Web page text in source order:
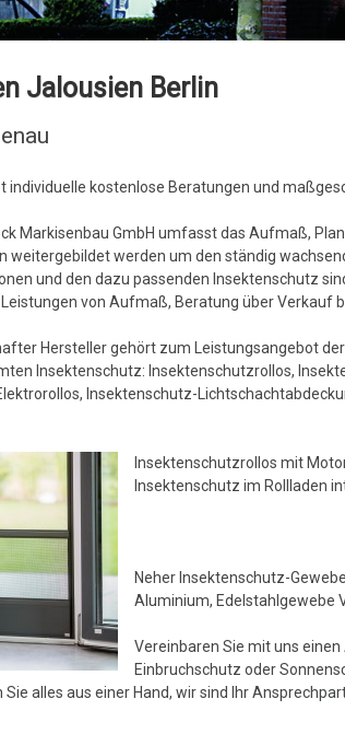
Jalousien Berlin
individuelle kostenlose Beratungen und
Markisenbau GmbH umfasst das Aufmaß,
weitergebildet werden um den ständig
und den dazu passenden Insektenschutz
von Aufmaß, Beratung über Verkauf
Hersteller gehört zum Leistungsangebot
Insektenschutz: Insektenschutzrollos,
Insektenschutz-
Insektenschutzrollos mit
Insektenschutz im Rollladen
Neher Insektenschutz-
Aluminium, Edelstahlgewebe
Vereinbaren Sie mit uns
Einbruchschutz oder
Sie alles aus einer Hand, wir sind Ihr